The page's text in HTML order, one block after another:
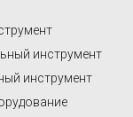
инструмент
инструмент